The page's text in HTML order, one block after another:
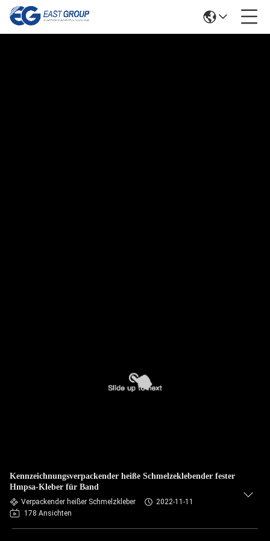
Kennzeichnungsverpackender heiße Schmelzeklebender fester
Hmpsa-Kleber für Band
Verpackender heißer Schmelzkleber
2022-11-11
178 Ansichten